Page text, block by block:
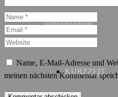
MIETDAUER
KURZZEIT
Name, E-Mail-Adresse und
meinen nächsten Kommentar